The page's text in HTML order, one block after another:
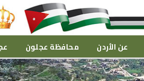
عن الأردن محافظة عجلون